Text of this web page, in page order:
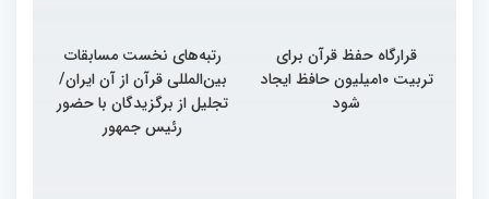
قرارگاه حفظ قرآن برای
تربیت ۱۰میلیون حافظ ایجاد
شود
رتبه‌های نخست مسابقات
بین‌المللی قرآن از آن ایران/
تجلیل از برگزیدگان با حضور
رئیس جمهور